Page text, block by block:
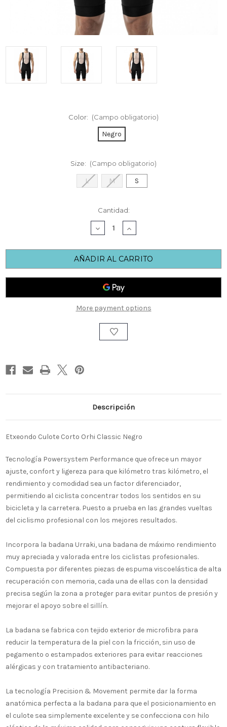
Color: (Campo obligatorio)
Negro
Size: (Campo obligatorio)
L M S
Cantidad:
DISMINUIR
CANTIDAD
DE
ETXEONDO
CULOTE
CORTO
ORHI
CLASSIC
AUMENTAR
CANTIDAD
DE
ETXEONDO
CULOTE
ORHI
CLASSIC
More payment options
Descripción
Etxeondo Culote Corto Orhi Classic Negro
Tecnología Powersystem Performance que ofrece un mayor
ajuste, confort y ligereza para que kilómetro tras kilómetro, el
rendimiento y comodidad sea un factor diferenciador,
permitiendo al ciclista concentrar todos los sentidos en su
bicicleta y la carretera. Puesto a prueba en las grandes vueltas
del ciclismo profesional con los mejores resultados.
Incorpora la badana Urraki, una badana de máximo rendimiento
muy apreciada y valorada entre los ciclistas profesionales.
Compuesta por diferentes piezas de espuma viscoelástica de alta
recuperación con memoria, cada una de ellas con la densidad
precisa según la zona a proteger para evitar puntos de presión y
mejorar el apoyo sobre el sillín.
La badana se fabrica con tejido exterior de microfibra para
reducir la temperatura de la piel con la fricción, sin uso de
pegamento o estampados exteriores para evitar reacciones
alérgicas y con tratamiento antibacteriano.
La tecnología Precision & Movement permite dar la forma
anatómica perfecta a la badana para que el posicionamiento en
el culote sea simplemente excelente y se confecciona con hilo